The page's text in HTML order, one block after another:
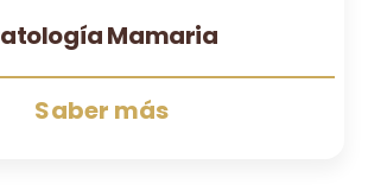
Mamaria
Saber más